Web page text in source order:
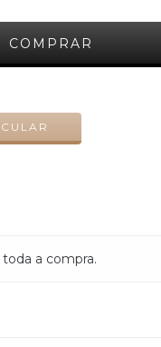
a compra.